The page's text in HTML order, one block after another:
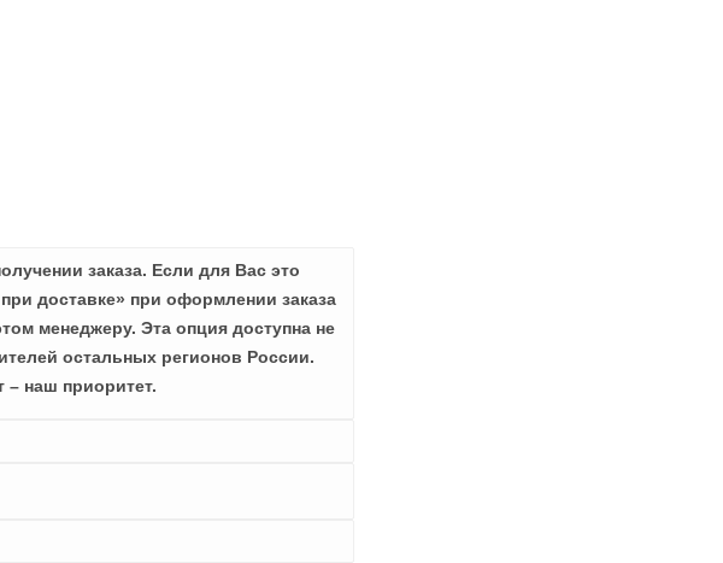
заказа. Если для Вас это
доставке» при оформлении заказа
менеджеру. Эта опция доступна не
остальных регионов России.
– наш приоритет.